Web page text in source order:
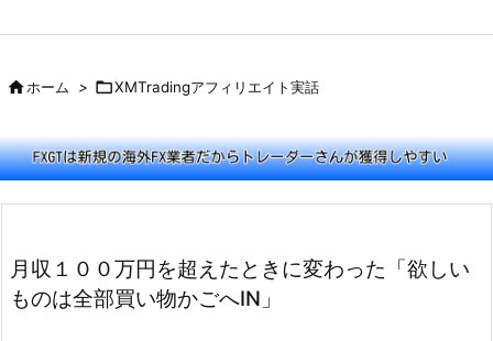

検索
ホーム > XMTradingアフィリエイト実話
月収１００万円を超えたときに変わった「欲しい
ものは全部買い物かごへIN」